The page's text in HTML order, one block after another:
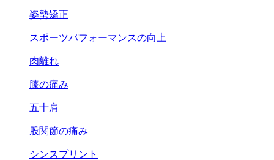
姿勢矯正
スポーツパフォーマンスの向上
肉離れ
膝の痛み
五十肩
股関節の痛み
シンスプリント